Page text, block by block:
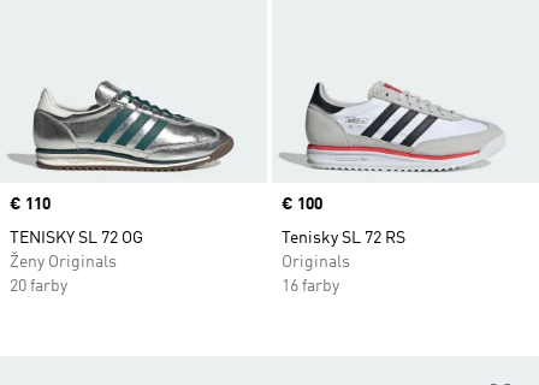
Price
€ 110
TENISKY SL 72 OG
Ženy Originals
20 farby
Price
€ 100
Tenisky SL 72 RS
Originals
16 farby